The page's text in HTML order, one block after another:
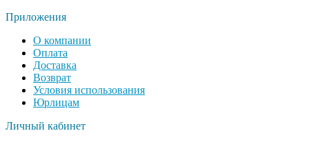
Приложения
О компании
Оплата
Доставка
Возврат
Условия использования
Юрлицам
Личный кабинет